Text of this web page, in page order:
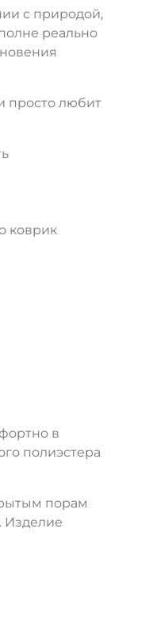
с природой,
реально
просто любит
коврик
в
полиэстера
порам
Изделие